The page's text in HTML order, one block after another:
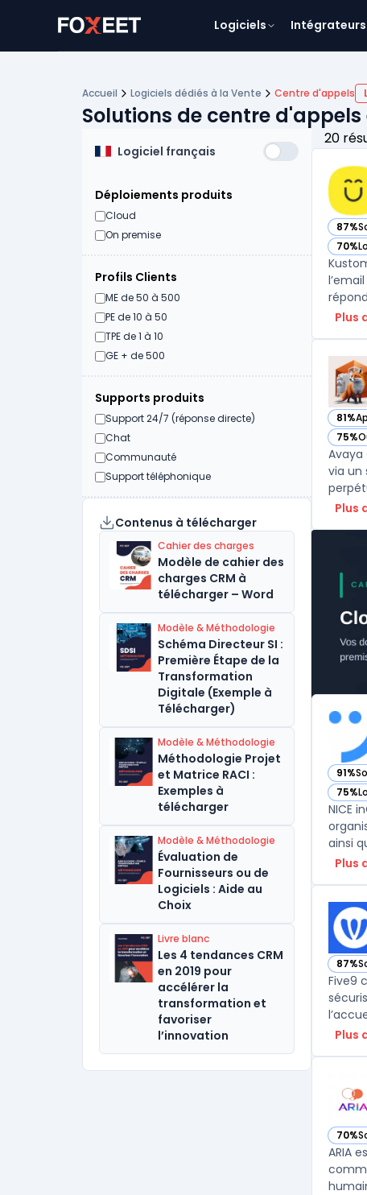
Logiciels Intégrateurs
Accueil Logiciels dédiés à la Vente Centre d'appels
Solutions de centre
Logiciel français
Déploiements produits
Cloud
On premise
Profils Clients
ME de 50 à 500
PE de 10 à 50
TPE de 1 à 10
GE + de 500
Supports produits
Support 24/7 (réponse directe)
Chat
Communauté
Support téléphonique
Contenus à télécharger
Cahier des charges
Modèle de cahier des
charges CRM à
télécharger – Word
Modèle & Méthodologie
Schéma Directeur SI :
Première Étape de la
Transformation
Digitale (Exemple à
Télécharger)
Modèle & Méthodologie
Méthodologie Projet
et Matrice RACI :
Exemples à
télécharger
Modèle & Méthodologie
Évaluation de
Fournisseurs ou de
Logiciels : Aide au
Choix
Livre blanc
Les 4 tendances CRM
en 2019 pour
accélérer la
transformation et
favoriser
l’innovation
20
87%
— voir
70%
— voir
Plus
81%
— voir
75%
— voir
via un
Plus
91%
— voir
75%
— voir
NICE
ainsi
Plus
87%
— voir
Five9
Plus
70%
— voir
ARIA